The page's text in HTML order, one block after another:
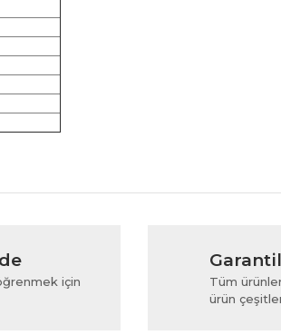
açıklamalarında ve diğer konularda
veya görüntülenemiyor.
bulunuyor.
için
Tüm
ürün